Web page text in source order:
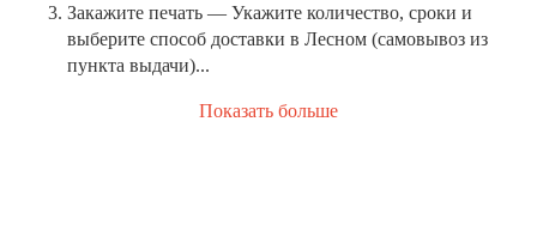
Закажите печать — Укажите количество, сроки и
выберите способ доставки в Лесном (самовывоз из
пункта выдачи)...
Показать больше